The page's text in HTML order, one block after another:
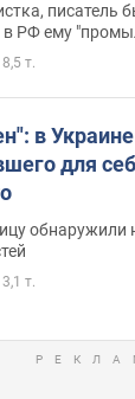
в РФ ему
8,5 т.
в
для
обнаружили
3,1 т.